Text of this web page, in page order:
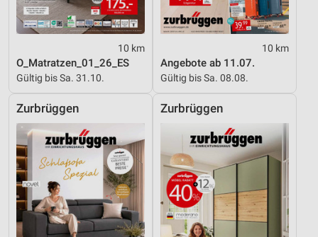
10 km
O_Matratzen_01_26_ES
Gültig bis Sa. 31.10.
10 km
Angebote ab 11.07.
Gültig bis Sa. 08.08.
Zurbrüggen Zurbrüggen